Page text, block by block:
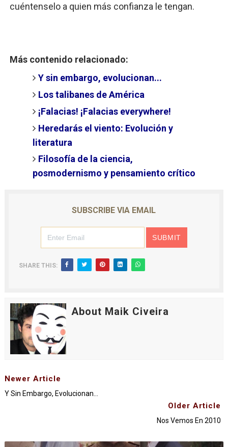
cuéntenselo a quien más confianza le tengan.
Más contenido relacionado:
Y sin embargo, evolucionan...
Los talibanes de América
¡Falacias! ¡Falacias everywhere!
Heredarás el viento: Evolución y
literatura
Filosofía de la ciencia,
posmodernismo y pensamiento crítico
SUBSCRIBE VIA EMAIL
SHARE THIS:
About Maik Civeira
Newer Article
Y Sin Embargo, Evolucionan...
Older Article
Nos Vemos En 2010